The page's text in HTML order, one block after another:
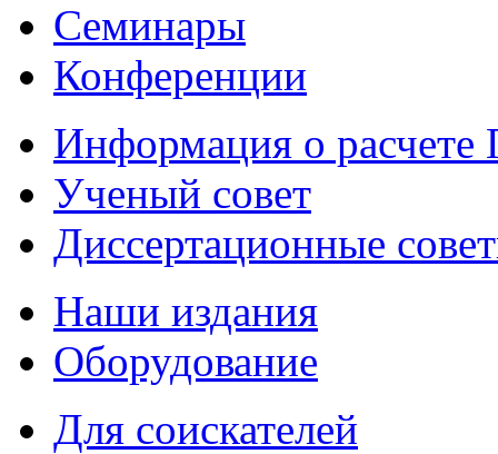
Семинары
Конференции
Информация о
Ученый совет
Диссертационные
Наши издания
Оборудование
Для соискателей